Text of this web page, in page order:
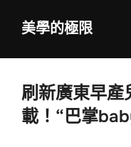
美學的極限
刷新廣東早產
載！“巴掌